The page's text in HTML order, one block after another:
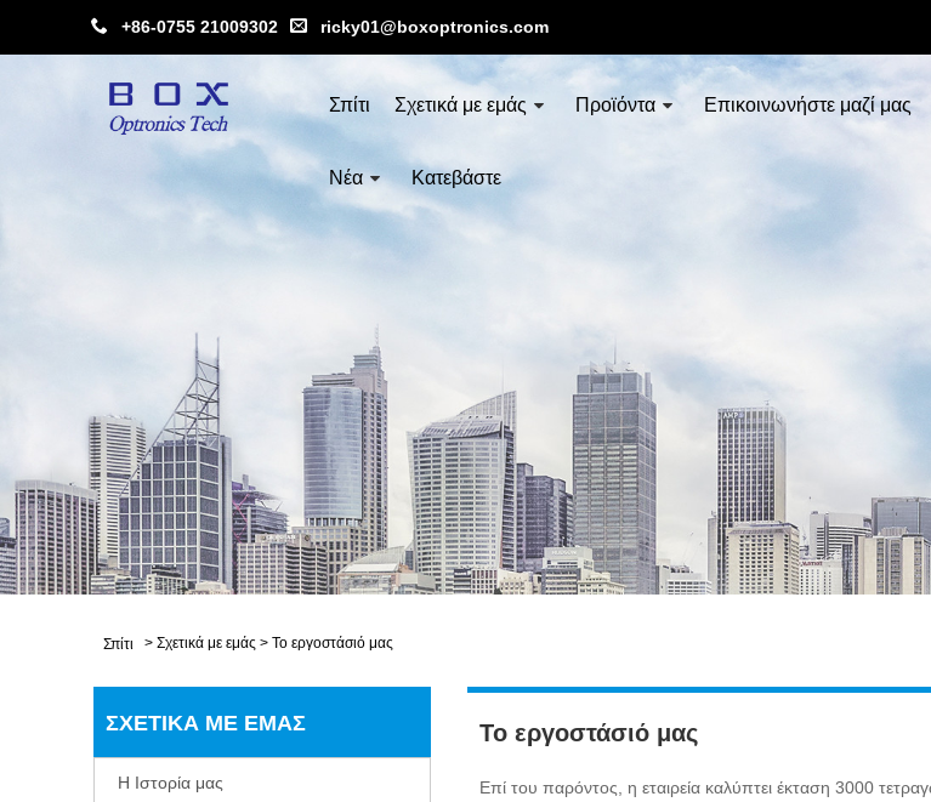
+86-0755 21009302 ricky01@boxoptronics.com
Σπίτι Σχετικά με εμάς Προϊόντα Επικοινωνήστε μαζί μας
Νέα Κατεβάστε
Σπίτι > Σχετικά με εμάς > Το εργοστάσιό μας
ΣΧΕΤΙΚΆ ΜΕ ΕΜΆΣ
Η Ιστορία μας
Το εργοστάσιό μας
Επί του παρόντος, η εταιρεία καλύπτει έκταση 3000